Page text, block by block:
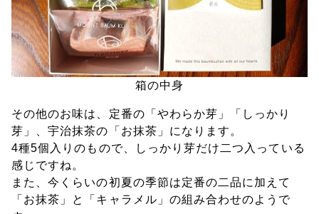
箱の中身
その他のお味は、定番の「やわらか芽」「しっかり
芽」、宇治抹茶の「お抹茶」になります。
4種5個入りのもので、しっかり芽だけ二つ入っている
感じですね。
また、今くらいの初夏の季節は定番の二品に加えて
「お抹茶」と「キャラメル」の組み合わせのようで